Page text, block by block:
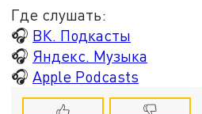
Где слушать:
🎧 ВК. Подкасты
🎧 Яндекс. Музыка
🎧Apple Podcasts